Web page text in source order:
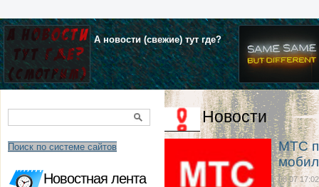
А новости (свежие) тут где?
Поиск по системе сайтов
Новостная лента
Новости
МТС
08.07 17:02